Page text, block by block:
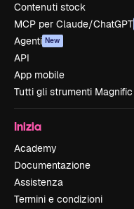
Contenuti stock
MCP per Claude/ChatGPT
Agenti New
API
App mobile
Tutti gli strumenti Magnific
Inizia
Academy
Documentazione
Assistenza
Termini e condizioni